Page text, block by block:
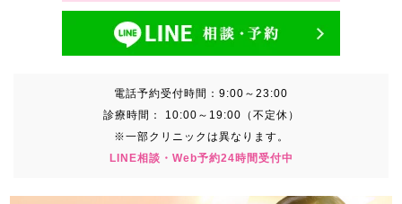
電話予約受付時間： 9:00～23:00
診療時間：
10:00～19:00（不定休）
※一部クリニックは異なります。
LINE相談・Web予約24時間受付中